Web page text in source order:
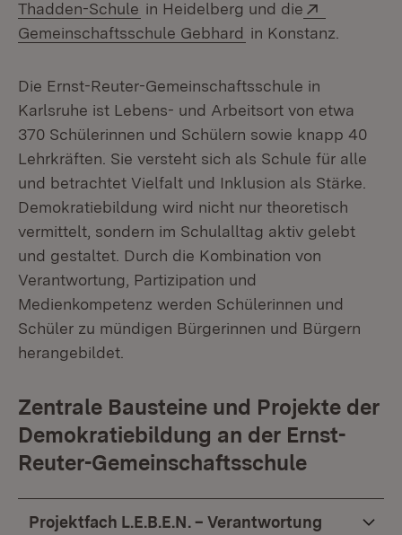
Thadden-Schule (Öffnet in neuem Fenster)
in Heidelberg und die
Gemeinschaftsschule Gebhard (Öffnet in neuem
in Konstanz.
Die Ernst-Reuter-Gemeinschaftsschule in
Karlsruhe ist Lebens- und Arbeitsort von etwa
370 Schülerinnen und Schülern sowie knapp 40
Lehrkräften. Sie versteht sich als Schule für alle
und betrachtet Vielfalt und Inklusion als Stärke.
Demokratiebildung wird nicht nur theoretisch
vermittelt, sondern im Schulalltag aktiv gelebt
und gestaltet. Durch die Kombination von
Verantwortung, Partizipation und
Medienkompetenz werden Schülerinnen und
Schüler zu mündigen Bürgerinnen und Bürgern
herangebildet.
Zentrale Bausteine und Projekte der
Demokratiebildung an der Ernst-
Reuter-Gemeinschaftsschule
Projektfach L.E.B.E.N. – Verantwortung